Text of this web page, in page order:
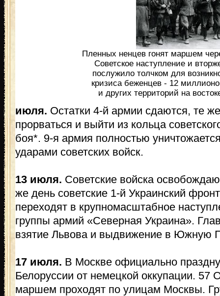
Пленных ненцев гонят маршем
Советское наступление и
послужило толчком для
кризиса беженцев - 12
и других территорий на
июля. Остатки 4-й армии сдаются, те
прорваться и выйти из кольца
боя*. 9-я армия полностью
ударами советских войск.
13 июля. Советские войска
же день советские 1-й Украинский
переходят в крупномасштабное
группы армий «Северная Украина».
взятие Львова и выдвижение в Южную
17 июля. В Москве официально
Белоруссии от немецкой оккупации.
маршем проходят по улицам Москвы.